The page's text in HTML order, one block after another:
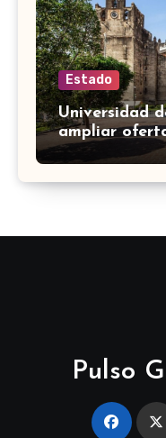
Estado
Universidad
ampliar
para cubrir
Pulso